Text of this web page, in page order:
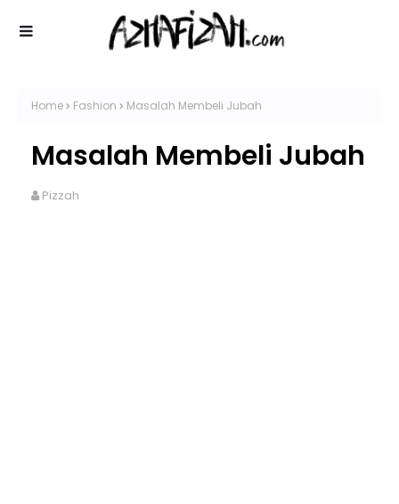
Home Fashion Masalah Membeli Jubah
Masalah Membeli Jubah
Pizzah